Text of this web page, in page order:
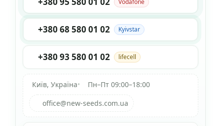
+380 68 580 01 02 Kyivstar
+380 93 580 01 02 lifecell
Київ, Україна•
Пн–Пт 09:00–18:00
office@new-seeds.com.ua